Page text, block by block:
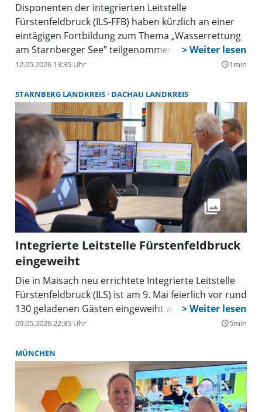
Disponenten der integrierten Leitstelle
Fürstenfeldbruck (ILS-FFB) haben kürzlich an einer
eintägigen Fortbildung zum Thema „Wasserrettung
am Starnberger See” teilgenommen.
12.05.2026 13:35 Uhr query_builder1min
STARNBERG LANDKREIS DACHAU LANDKREIS
Integrierte Leitstelle Fürstenfeldbruck
eingeweiht
Die in Maisach neu errichtete Integrierte Leitstelle
Fürstenfeldbruck (ILS) ist am 9. Mai feierlich vor rund
130 geladenen Gästen eingeweiht worden.
09.05.2026 22:35 Uhr query_builder5min
MÜNCHEN